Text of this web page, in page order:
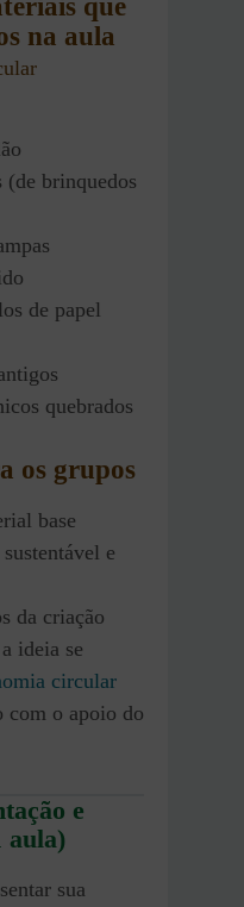
que
na aula
(de brinquedos
de papel
quebrados
os grupos
base
e
da criação
ideia se
circular
com o apoio do
e
aula)
sua